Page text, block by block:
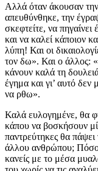
Αλλά όταν άκουσαν
απευθύνθηκε, την
σκεφτείτε, να
και να καλεί κάποιον
λύπη! Και οι
τον δω». Και ο άλλος:
κάνουν καλά τη
έγημα και γι’ αυτό
να ρθω».
Καλά ευλογημένε, θα
κάπου να βοσκήσουν
παντρεύτηκες θα
άλλου ανθρώπου; Πόσο
κανείς με το μέσα